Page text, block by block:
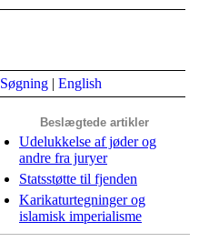
Søgning | English
Beslægtede artikler
Udelukkelse af jøder og
andre fra juryer
Statsstøtte til fjenden
Karikaturtegninger og
islamisk imperialisme